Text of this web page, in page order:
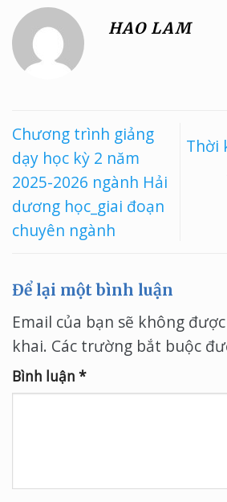
HAO LAM
Chương trình giảng
dạy học kỳ 2 năm
2025-2026 ngành Hải
dương học_giai đoạn
chuyên ngành
Thời
Để lại một bình luận
Email của bạn sẽ không
khai. Các trường bắt buộc
Bình luận *